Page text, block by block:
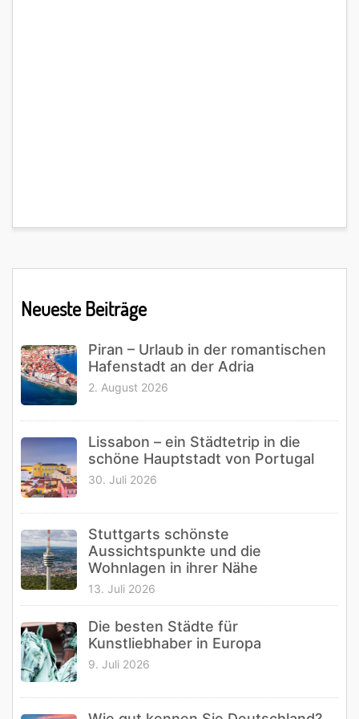
Sidebar
Neueste Beiträge
Piran – Urlaub in der romantischen
Hafenstadt an der Adria
2. August 2026
Lissabon – ein Städtetrip in die
schöne Hauptstadt von Portugal
30. Juli 2026
Stuttgarts schönste
Aussichtspunkte und die
Wohnlagen in ihrer Nähe
13. Juli 2026
Die besten Städte für
Kunstliebhaber in Europa
9. Juli 2026